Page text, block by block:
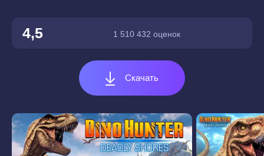
4,5 1 510 432 оценок
Скачать